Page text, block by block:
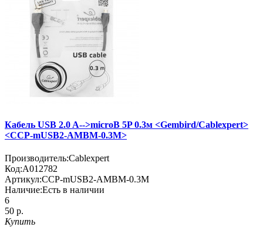
Кабель USB 2.0 A-->microB 5P 0.3м <Gembird/Cablexpert>
<CCP-mUSB2-AMBM-0.3M>
Производитель:Cablexpert
Код:A012782
Артикул:CCP-mUSB2-AMBM-0.3M
Наличие:Есть в наличии
6
50 р.
Купить